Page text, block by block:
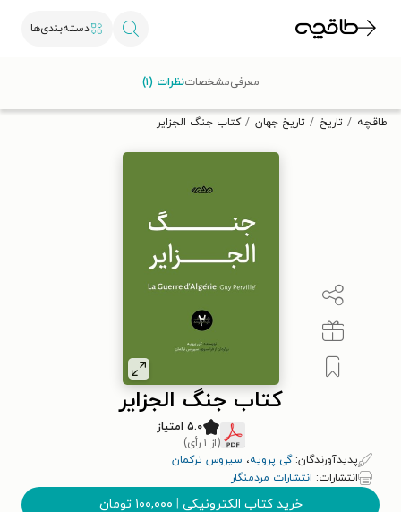
دسته‌بندی‌ها
تخفیف از طاقچه دریافت کن.
طاقچه تاریخ تاریخ جهان کتاب جنگ الجزایر
کتاب جنگ الجزایر
۵.۰ امتیاز
(از ۱ رأی)
پدیدآورندگان:گی پرویه، سیروس ترکمان
انتشارات: انتشارات مردمنگار
خرید کتاب الکترونیکی | ۱۰۰,۰۰۰ تومان
معرفیمشخصاتنظرات (۱)